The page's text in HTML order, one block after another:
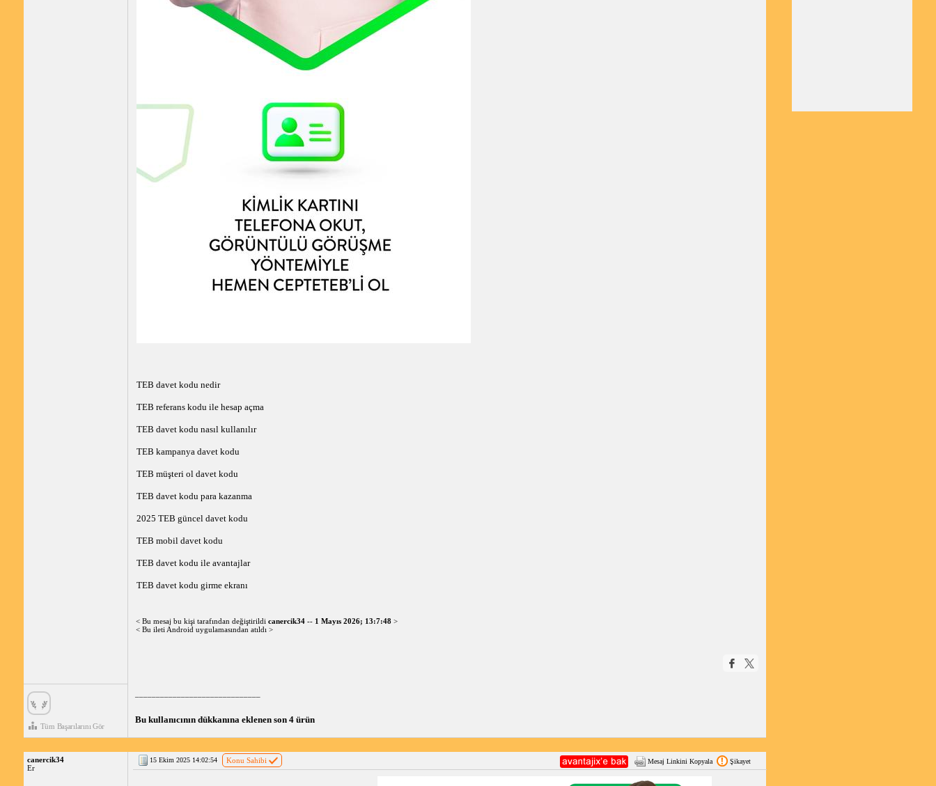
Tüm Başarılarını Gör
TEB davet kodu nedir
TEB referans kodu ile hesap açma
TEB davet kodu nasıl kullanılır
TEB kampanya davet kodu
TEB müşteri ol davet kodu
TEB davet kodu para kazanma
2025 TEB güncel davet kodu
TEB mobil davet kodu
TEB davet kodu ile avantajlar
TEB davet kodu girme ekranı
< Bu mesaj bu kişi tarafından değiştirildi canercik34-- 1 Mayıs 2026; 13:7:48 >
< Bu ileti Android uygulamasından atıldı >
Bu kullanıcının dükkanına eklenen son 4 ürün
canercik34
Er
15 Ekim 2025 14:02:54 Konu Sahibi Mesaj Linkini Kopyala Şikayet